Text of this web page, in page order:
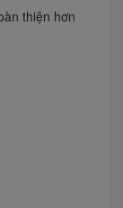
thiện hơn